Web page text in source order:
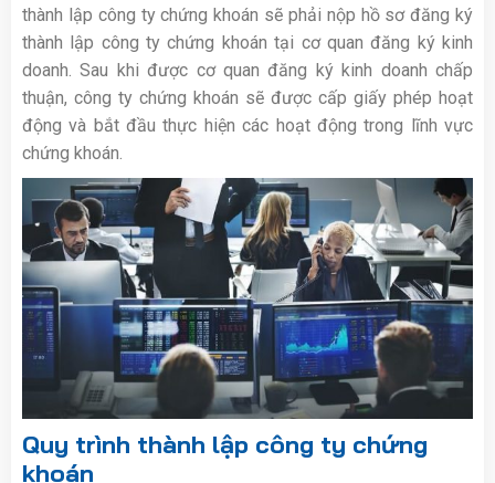
thành lập công ty chứng khoán sẽ phải nộp hồ sơ đăng ký
thành lập công ty chứng khoán tại cơ quan đăng ký kinh
doanh. Sau khi được cơ quan đăng ký kinh doanh chấp
thuận, công ty chứng khoán sẽ được cấp giấy phép hoạt
động và bắt đầu thực hiện các hoạt động trong lĩnh vực
chứng khoán.
Quy trình thành lập công ty chứng
khoán